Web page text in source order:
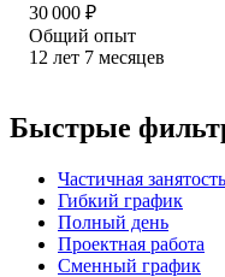
30 000 ₽
Общий опыт
12 лет 7 месяцев
Быстрые
Частичная занятость
Гибкий график
Полный день
Проектная работа
Сменный график